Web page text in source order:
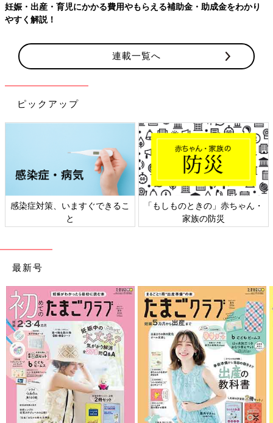
妊娠・出産・育児にかかる費用やもらえる補助金・助成金をわかり
やすく解説！
連載一覧へ
ピックアップ
感染症対策、いますぐできるこ
と
「もしものときの」赤ちゃん・
家族の防災
最新号